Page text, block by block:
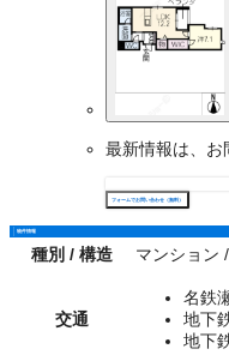
最新情報は、お
フォームでお問い合わせ（無料）
物件情報
種別 / 構造 マンション
交通
名鉄
地下
地下